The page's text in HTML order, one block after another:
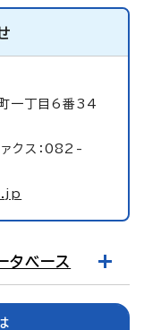
一丁目6番34
クス：082-
タベース